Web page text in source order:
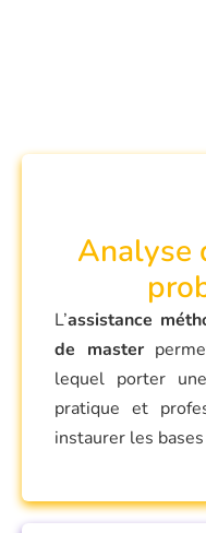
Analyse
L’assistance
de master
lequel porter
pratique et
instaurer les